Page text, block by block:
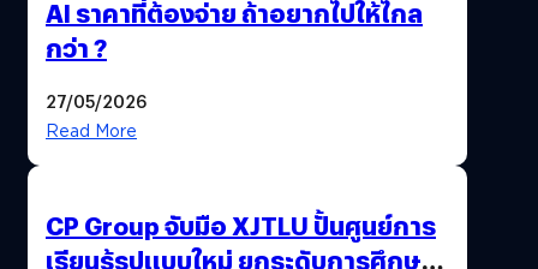
AI ราคาที่ต้องจ่าย ถ้าอยากไปให้ไกล
กว่า ?
27/05/2026
Read More
CP Group จับมือ XJTLU ปั้นศูนย์การ
เรียนรู้รูปแบบใหม่ ยกระดับการศึกษา